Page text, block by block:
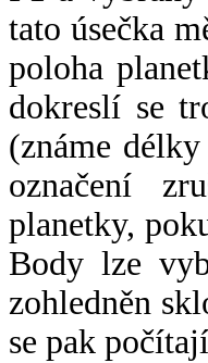
tato úsečka
poloha
dokreslí se
(známe
označení
planetky,
Body lze
zohledněn
se pak